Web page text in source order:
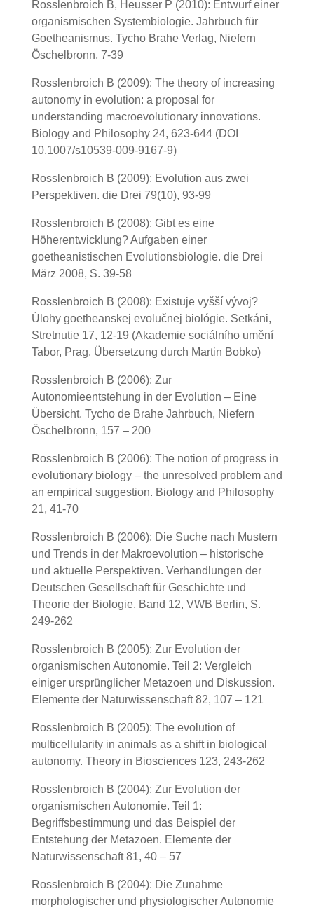
Rosslenbroich B, Heusser P (2010): Entwurf einer
organismischen Systembiologie. Jahrbuch für
Goetheanismus. Tycho Brahe Verlag, Niefern
Öschelbronn, 7-39
Rosslenbroich B (2009): The theory of increasing
autonomy in evolution: a proposal for
understanding macroevolutionary innovations.
Biology and Philosophy 24, 623-644 (DOI
10.1007/s10539-009-9167-9)
Rosslenbroich B (2009): Evolution aus zwei
Perspektiven. die Drei 79(10), 93-99
Rosslenbroich B (2008): Gibt es eine
Höherentwicklung? Aufgaben einer
goetheanistischen Evolutionsbiologie. die Drei
März 2008, S. 39-58
Rosslenbroich B (2008): Existuje vyšší vývoj?
Úlohy goetheanskej evolučnej biológie. Setkáni,
Stretnutie 17, 12-19 (Akademie sociálního umění
Tabor, Prag. Übersetzung durch Martin Bobko)
Rosslenbroich B (2006): Zur
Autonomieentstehung in der Evolution – Eine
Übersicht. Tycho de Brahe Jahrbuch, Niefern
Öschelbronn, 157 – 200
Rosslenbroich B (2006): The notion of progress in
evolutionary biology – the unresolved problem and
an empirical suggestion. Biology and Philosophy
21, 41-70
Rosslenbroich B (2006): Die Suche nach Mustern
und Trends in der Makroevolution – historische
und aktuelle Perspektiven. Verhandlungen der
Deutschen Gesellschaft für Geschichte und
Theorie der Biologie, Band 12, VWB Berlin, S.
249-262
Rosslenbroich B (2005): Zur Evolution der
organismischen Autonomie. Teil 2: Vergleich
einiger ursprünglicher Metazoen und Diskussion.
Elemente der Naturwissenschaft 82, 107 – 121
Rosslenbroich B (2005): The evolution of
multicellularity in animals as a shift in biological
autonomy. Theory in Biosciences 123, 243-262
Rosslenbroich B (2004): Zur Evolution der
organismischen Autonomie. Teil 1:
Begriffsbestimmung und das Beispiel der
Entstehung der Metazoen. Elemente der
Naturwissenschaft 81, 40 – 57
Rosslenbroich B (2004): Die Zunahme
morphologischer und physiologischer Autonomie